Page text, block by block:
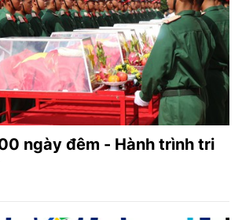
ngày đêm - Hành trình tri